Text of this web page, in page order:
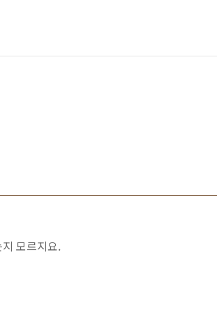
모르지요.